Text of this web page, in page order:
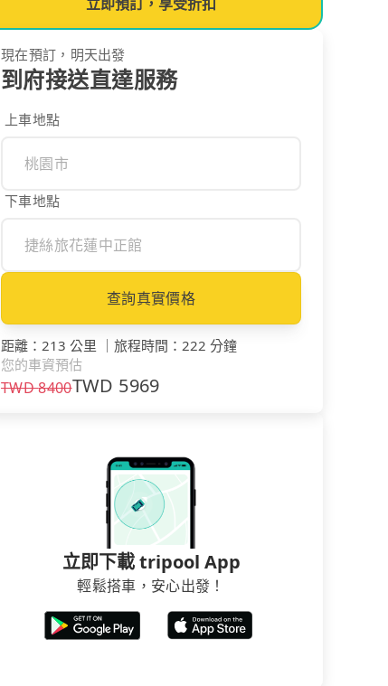
現在預訂，明天出發
到府接送直達服務
上車地點
下車地點
查詢真實價格
距離 ： 213 公里 ｜ 旅程時間 ： 222 分鐘
您的車資預估
TWD8400TWD 5969
立即下載 tripool App
輕鬆搭車，安心出發！